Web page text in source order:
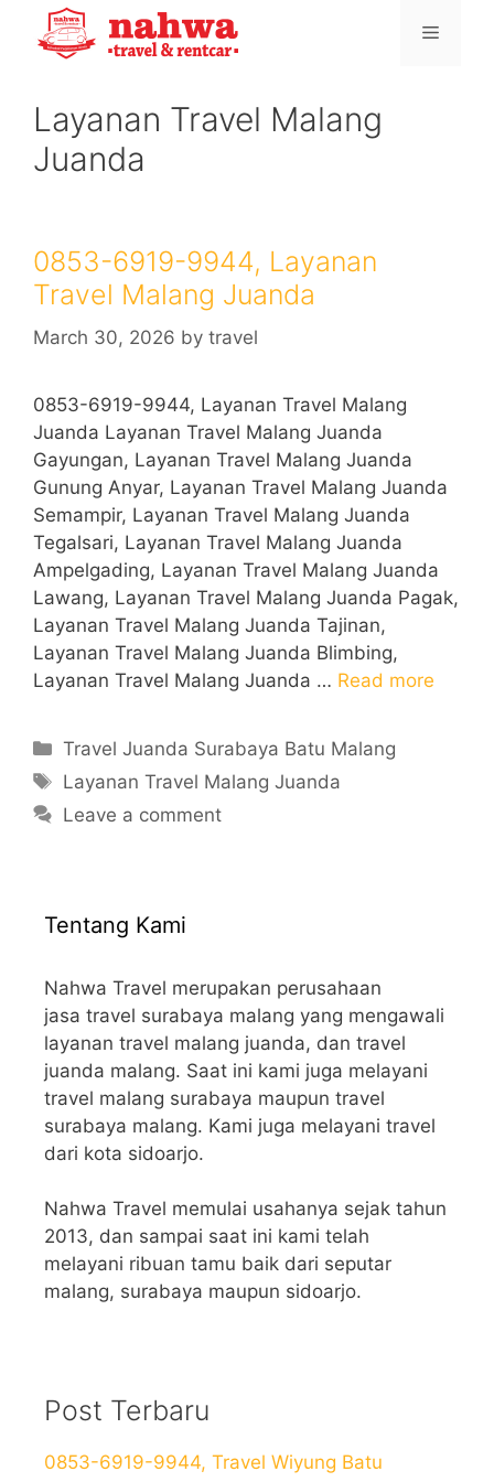
Menu
Layanan Travel Malang
Juanda
0853-6919-9944, Layanan
Travel Malang Juanda
March 30, 2026 by travel
0853-6919-9944, Layanan Travel Malang
Juanda Layanan Travel Malang Juanda
Gayungan, Layanan Travel Malang Juanda
Gunung Anyar, Layanan Travel Malang Juanda
Semampir, Layanan Travel Malang Juanda
Tegalsari, Layanan Travel Malang Juanda
Ampelgading, Layanan Travel Malang Juanda
Lawang, Layanan Travel Malang Juanda Pagak,
Layanan Travel Malang Juanda Tajinan,
Layanan Travel Malang Juanda Blimbing,
Layanan Travel Malang Juanda … Read more
Categories
Travel Juanda Surabaya Batu Malang
Tags
Layanan Travel Malang Juanda
Leave a comment
Tentang Kami
Nahwa Travel merupakan perusahaan
jasa travel surabaya malang yang mengawali
layanan travel malang juanda, dan travel
juanda malang. Saat ini kami juga melayani
travel malang surabaya maupun travel
surabaya malang. Kami juga melayani travel
dari kota sidoarjo.
Nahwa Travel memulai usahanya sejak tahun
2013, dan sampai saat ini kami telah
melayani ribuan tamu baik dari seputar
malang, surabaya maupun sidoarjo.
Post Terbaru
0853-6919-9944, Travel Wiyung Batu